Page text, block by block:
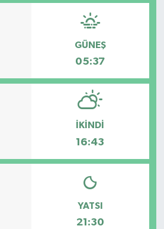
GÜNEŞ
05:37
İKINDI
16:43
YATSI
21:30